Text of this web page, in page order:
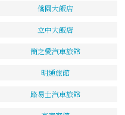
僑園大飯店
立中大飯店
簡之愛汽車旅館
明通旅館
路易士汽車旅館